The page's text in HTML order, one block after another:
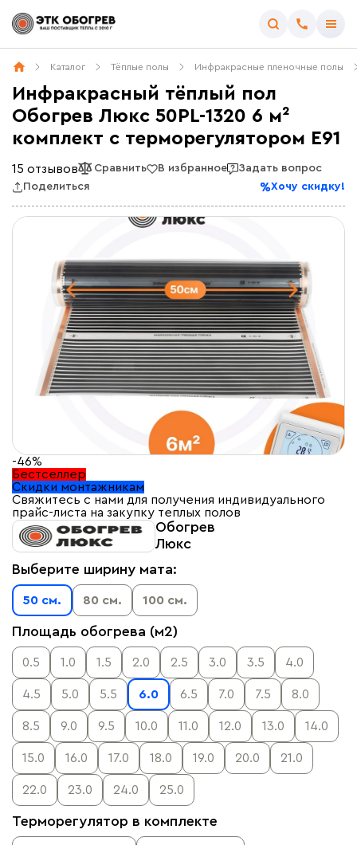
Каталог Тёплые полы Инфракрасные пленочные полы
Инфракрасный тёплый пол
Обогрев Люкс 50PL-1320 6 м²
комплект c терморегулятором E91
15 отзывов Сравнить В избранное
Задать вопрос
Поделиться
Хочу скидку!
-46%
Бестселлер
Скидки монтажникам
Свяжитесь с нами для получения индивидуального
прайс-листа на закупку теплых полов
Обогрев
Люкс
Выберите ширину мата:
50 см. 80 см. 100 см.
Площадь обогрева (м2)
0.5 1.0 1.5 2.0 2.5 3.0 3.5 4.0
4.5 5.0 5.5 6.0 6.5 7.0 7.5 8.0
8.5 9.0 9.5 10.0 11.0 12.0 13.0 14.0
15.0 16.0 17.0 18.0 19.0 20.0 21.0
22.0 23.0 24.0 25.0
Терморегулятор в комплекте